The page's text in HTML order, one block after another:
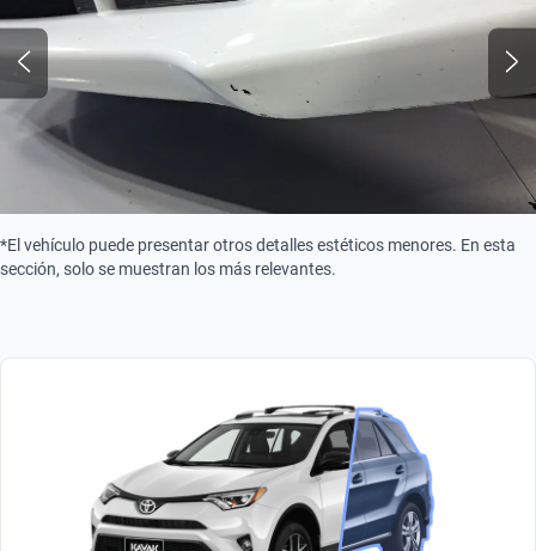
Gasolina
*El vehículo puede presentar otros detalles estéticos menores. En esta
sección, solo se muestran los más relevantes.